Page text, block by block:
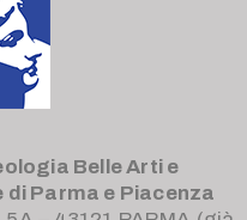
Belle Arti e
di Parma e Piacenza